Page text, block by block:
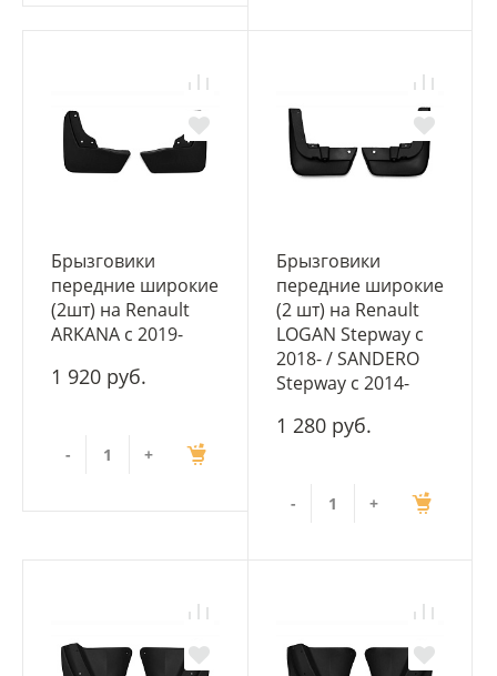
Брызговики
передние широкие
(2шт) на Renault
ARKANA с 2019-
1 920 руб.
- +
Брызговики
передние широкие
(2 шт) на Renault
LOGAN Stepway c
2018- / SANDERO
Stepway c 2014-
1 280 руб.
- +